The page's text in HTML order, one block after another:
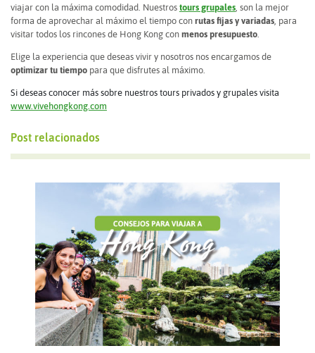
viajar con la máxima comodidad. Nuestros tours grupales , son la mejor
forma de aprovechar al máximo el tiempo con rutas fijas y variadas , para
visitar todos los rincones de Hong Kong con menos presupuesto
Elige la experiencia que deseas vivir y nosotros nos encargamos de
optimizar tu tiempo para que disfrutes al máximo.
Si deseas conocer más sobre nuestros tours privados y grupales visita
www.vivehongkong.com
Post relacionados